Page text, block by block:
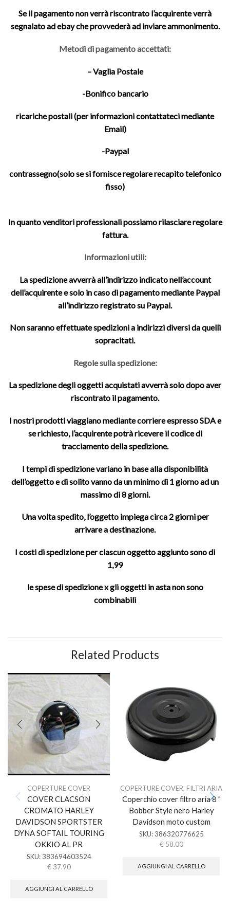
Se il pagamento non verrà riscontrato l’acquirente verrà
segnalato ad ebay che provvederà ad inviare ammonimento.
Metodi di pagamento accettati:
– Vaglia Postale
-Bonifico bancario
ricariche postali (per informazioni contattateci mediante
Email)
-Paypal
contrassegno(solo se si fornisce regolare recapito telefonico
fisso)
In quanto venditori professionali possiamo rilasciare regolare
fattura.
Informazioni utili:
La spedizione avverrà all’indirizzo indicato nell’account
dell’acquirente e solo in caso di pagamento mediante Paypal
all’indirizzo registrato su Paypal.
Non saranno effettuate spedizioni a indirizzi diversi da quelli
sopracitati.
Regole sulla spedizione:
La spedizione degli oggetti acquistati avverrà solo dopo aver
riscontrato il pagamento.
I nostri prodotti viaggiano mediante corriere espresso SDA e
se richiesto, l’acquirente potrà ricevere il codice di
tracciamento della spedizione.
I tempi di spedizione variano in base alla disponibilità
dell’oggetto e di solito vanno da un minimo di 1 giorno ad un
massimo di 8 giorni.
Una volta spedito, l’oggetto impiega circa 2 giorni per
arrivare a destinazione.
I costi di spedizione per ciascun oggetto aggiunto sono di
1,99
le spese di spedizione x gli oggetti in asta non sono
combinabili
Related Products
COPERTURE COVER
COVER CLACSON
CROMATO HARLEY
DAVIDSON SPORTSTER
DYNA SOFTAIL TOURING
OKKIO AL PR
SKU: 383694603524
€ 37.90
AGGIUNGI AL CARRELLO
COPERTURE COVER, FILTRI ARIA
Coperchio cover filtro aria 8 "
Bobber Style nero Harley
Davidson moto custom
SKU: 386320776625
€ 58.00
AGGIUNGI AL CARRELLO